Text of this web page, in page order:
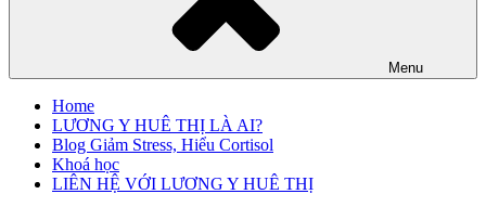
Menu
Home
LƯƠNG Y HUÊ THỊ LÀ AI?
Blog Giảm Stress, Hiểu Cortisol
Khoá học
LIÊN HỆ VỚI LƯƠNG Y HUÊ THỊ